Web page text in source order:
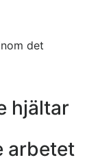
det
hjältar
arbetet